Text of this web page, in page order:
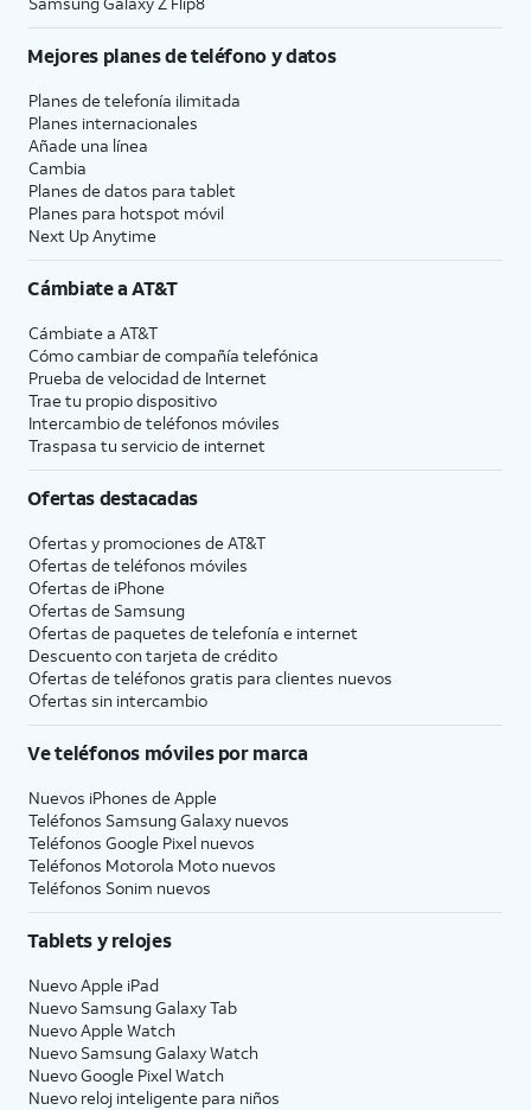
Mejores planes de teléfono y datos
Planes de telefonía ilimitada
Planes internacionales
Añade una línea
Cambia
Planes de datos para tablet
Planes para hotspot móvil
Next Up Anytime
Cámbiate aAT&T
Cámbiate a AT&T
Cómo cambiar de compañía telefónica
Prueba de velocidad de Internet
Trae tu propio dispositivo
Intercambio de teléfonos móviles
Traspasa tu servicio de internet
Ofertas destacadas
Ofertas y promociones de AT&T
Ofertas de teléfonos móviles
Ofertas de iPhone
Ofertas de Samsung
Ofertas de paquetes de telefonía e internet
Descuento con tarjeta de crédito
Ofertas de teléfonos gratis para clientes nuevos
Ofertas sin intercambio
Ve teléfonos móviles por marca
Nuevos iPhones de Apple
Teléfonos Samsung Galaxy nuevos
Teléfonos Google Pixel nuevos
Teléfonos Motorola Moto nuevos
Teléfonos Sonim nuevos
Tablets y relojes
Nuevo Apple iPad
Nuevo Samsung Galaxy Tab
Nuevo Apple Watch
Nuevo Samsung Galaxy Watch
Nuevo Google Pixel Watch
Nuevo reloj inteligente para niños